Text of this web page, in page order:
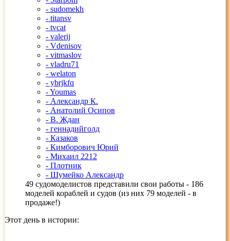
- sudomekh
- titansv
- tvcat
- valerij
- Vdenisov
- vitmaslov
- vladru71
- welaton
- ybrjkfq
- Youmas
- Александр К.
- Анатолий Осипов
- В. Ждан
- геннадийголд
- Казаков
- Кимборович Юрий
- Михаил 2212
- Плотник
- Шумейко Александр
49 судомоделистов представили свои работы - 186
моделей кораблей и судов (из них 79 моделей - в
продаже!)
Этот день в истории: